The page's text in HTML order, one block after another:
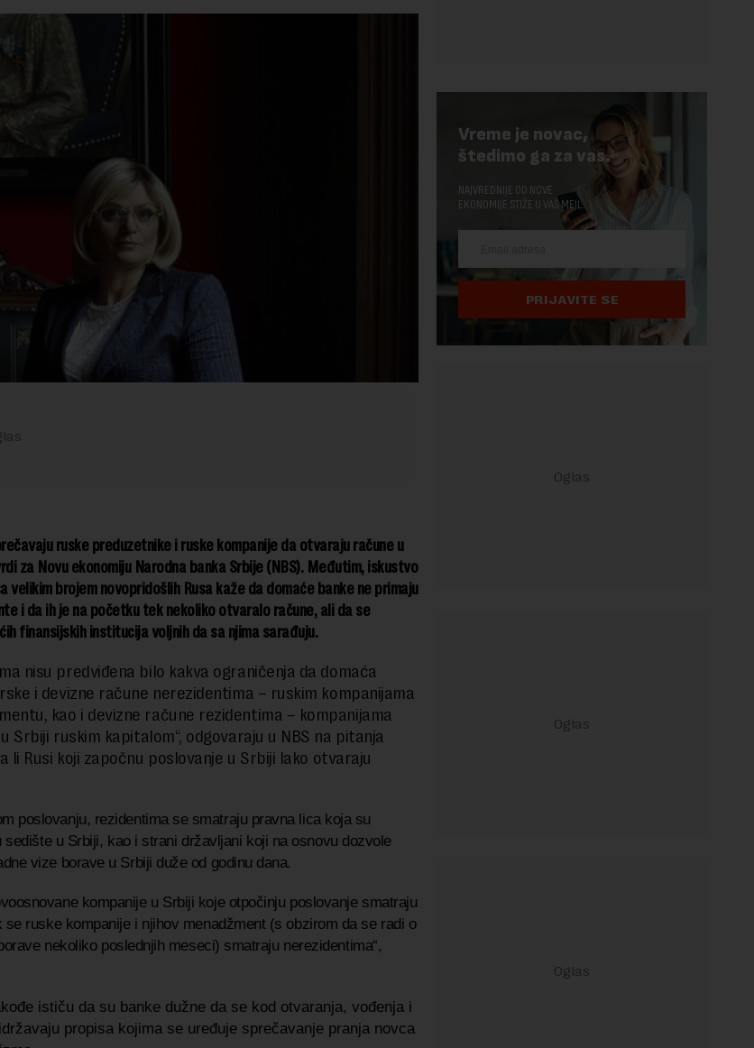
ruske preduzetnike i ruske kompanije da otvaraju račune u
za Novu ekonomiju Narodna banka Srbije (NBS). Međutim, iskustvo
velikim brojem novopridošlih Rusa kaže da domaće banke ne primaju
i da ih je na početku tek nekoliko otvaralo račune, ali da se
finansijskih institucija voljnih da sa njima sarađuju.
nisu predviđena bilo kakva ograničenja da domaća
i devizne račune nerezidentima – ruskim kompanijama
kao i devizne račune rezidentima – kompanijama
Srbiji ruskim kapitalom“, odgovaraju u NBS na pitanja
li Rusi koji započnu poslovanje u Srbiji lako otvaraju
poslovanju, rezidentima se smatraju pravna lica koja su
sedište u Srbiji, kao i strani državljani koji na osnovu dozvole
vize borave u Srbiji duže od godinu dana.
kompanije u Srbiji koje otpočinju poslovanje smatraju
se ruske kompanije i njihov menadžment (s obzirom da se radi o
nekoliko poslednjih meseci) smatraju nerezidentima“,
ističu da su banke dužne da se kod otvaranja, vođenja i
propisa kojima se uređuje sprečavanje pranja novca
Vreme je novac,
štedimo ga za vas.
NAJVREDNIJE OD NOVE
EKONOMIJE STIŽE U VAŠ MEJL.
PRIJAVITE SE